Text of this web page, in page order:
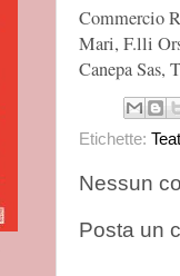
Commercio
Mari, F.lli
Canepa Sas,
Etichette:
Nessun
Posta un